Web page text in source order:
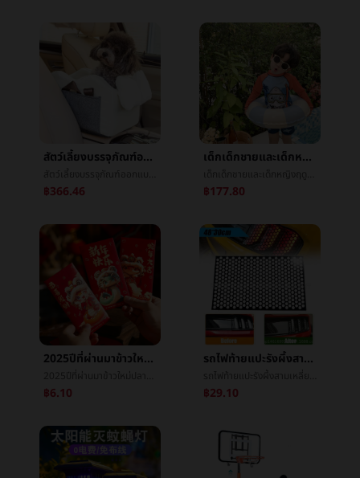
สัตว์เลี้ยงบรรจุภัณฑ์ออกแบบพกพาบรรจุภัณฑ์ความจุสูงสามารถพับระบายอากาศได้ดีแมวบรรจุภัณฑ์æ·ข้างนอกขนาดเล็กแมวåªรถæè¡บรรจุภัณฑ์
฿366.46
เด็กเด็กชายและเด็กหญิงฤดูร้อน2023ใหม่แยกสามารถAiboสมบัติส้มปลาฉลามชุดว่ายน้ำครีมกันแดดความเร็วแห้งในเด็กๆ
฿177.80
2025ปีที่ผ่านมาข้าวใหม่ปลามันซองจดหมายสีแดงæ°ปีที่ผ่านมาบุคลิกภาพความคิดสร้างสรรค์ซองจดหมายสีแดงเงินปีใหม่ออกเรือนผู้ติดตามซองจดหมายสีแดงกำไรเป็นซีลขายส่ง
฿6.10
รถไฟท้ายแปะรังผึ้งสามเหลี่ยมแปะçº¸เครื่องประดับหลังจากที่ไฟหน้าปกแปะèรถแปะD277เทรนด์อานิสงส์
฿29.10